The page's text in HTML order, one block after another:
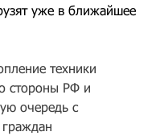
уже в ближайшее
техники
стороны РФ и
очередь с